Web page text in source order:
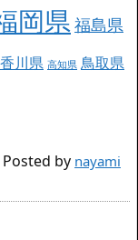
岡県福島県
香川県 高知県 鳥取県
Posted by nayami